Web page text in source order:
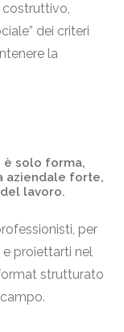
dei criteri
la
è solo forma,
aziendale forte,
lavoro.
per
e proiettarti nel
strutturato